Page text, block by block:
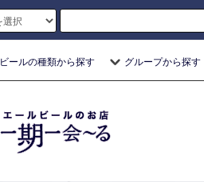
ビールの種類から探す グループから探す